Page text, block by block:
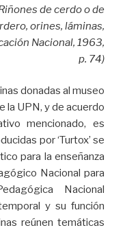
de cerdo o de
orines, láminas,
Nacional, 1963,
p. 74)
donadas al museo
la UPN, y de acuerdo
mencionado, es
por ‘Turtox’ se
para la enseñanza
Nacional para
Nacional
y su función
reúnen temáticas